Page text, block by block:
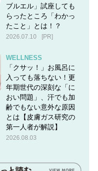
ブルエル」試座しても
らったところ「わかっ
たこと」とは！？
2026.07.10 [PR]
WELLNESS
「クサッ！」お風呂に
入っても落ちない！更
年期世代の深刻な「に
おい問題」、汗でも加
齢でもない意外な原因
とは【皮膚ガス研究の
第一人者が解説】
2026.08.03